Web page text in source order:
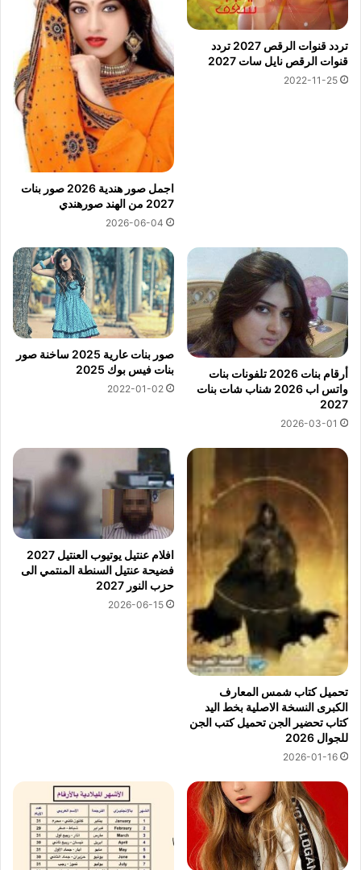
تردد قنوات الرقص 2027 تردد
قنوات الرقص نايل سات 2027
2022-11-25
اجمل صور هندية 2026 صور بنات
2027 من الهند صورهندي
2026-06-04
أرقام بنات 2026 تلفونات بنات
واتس اب 2026 شناب شات بنات
2027
2026-03-01
صور بنات عارية 2025 ساخنة صور
بنات فيس بوك 2025
2022-01-02
تحميل كتاب شمس المعارف
الكبرى النسخة الاصلية بخط اليد
كتاب تحضير الجن تحميل كتب الجن
للجوال 2026
2026-01-16
افلام عنتيل يوتيوب العنتيل 2027
فضيحة عنتيل السنطة المنتمي الى
حزب النور 2027
2026-06-15